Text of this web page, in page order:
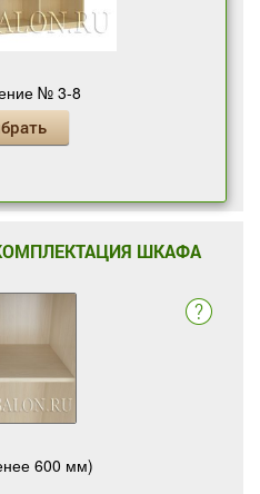
№ 3-8
ШКАФА
600 мм)